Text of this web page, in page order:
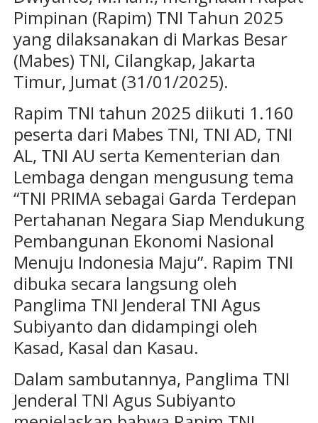
Pimpinan (Rapim) TNI Tahun 2025
yang dilaksanakan di Markas Besar
(Mabes) TNI, Cilangkap, Jakarta
Timur, Jumat (31/01/2025).
Rapim TNI tahun 2025 diikuti 1.160
peserta dari Mabes TNI, TNI AD, TNI
AL, TNI AU serta Kementerian dan
Lembaga dengan mengusung tema
“TNI PRIMA sebagai Garda Terdepan
Pertahanan Negara Siap Mendukung
Pembangunan Ekonomi Nasional
Menuju Indonesia Maju”. Rapim TNI
dibuka secara langsung oleh
Panglima TNI Jenderal TNI Agus
Subiyanto dan didampingi oleh
Kasad, Kasal dan Kasau.
Dalam sambutannya, Panglima TNI
Jenderal TNI Agus Subiyanto